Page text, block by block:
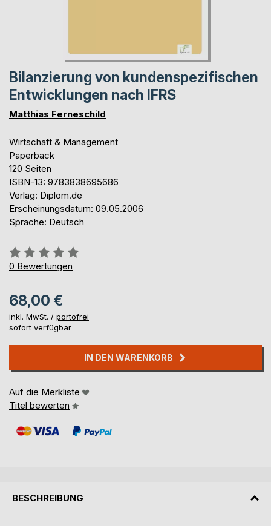
Bilanzierung von kundenspezifischen
Entwicklungen nach IFRS
Matthias Ferneschild
Wirtschaft & Management
Paperback
120 Seiten
ISBN-13: 9783838695686
Verlag: Diplom.de
Erscheinungsdatum: 09.05.2006
Sprache: Deutsch
Bewertung::
0%
0 Bewertungen
68,00 €
inkl. MwSt. / portofrei
sofort verfügbar
IN DEN WARENKORB
Auf die Merkliste
Titel bewerten
BESCHREIBUNG